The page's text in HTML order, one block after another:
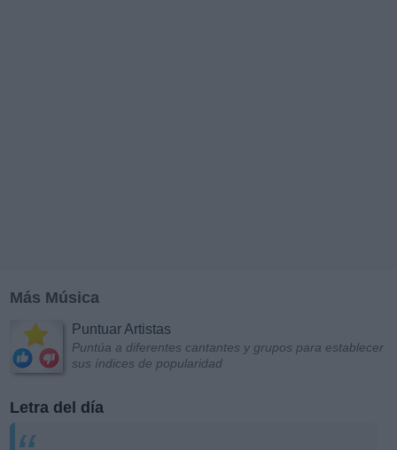
Más Música
Puntuar Artistas
Puntúa a diferentes cantantes y grupos para establecer
sus índices de popularidad
Letra del día